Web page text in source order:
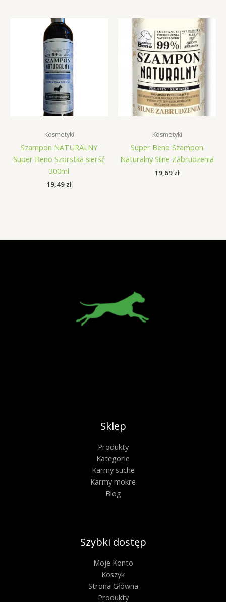
Kosmetyki
Szampon NATURALNY
Super Beno Szorstka sierść
300ml
19,49 zł
Kosmetyki
Super Beno Szampon
Naturalny Silne Zabrudzenia
19,69 zł
Sklep
Produkty
Kategorie
Karmy suche
Karmy mokre
Blog
Szybki dostęp
Moje Konto
Koszyk
Strona Główna
Produkty